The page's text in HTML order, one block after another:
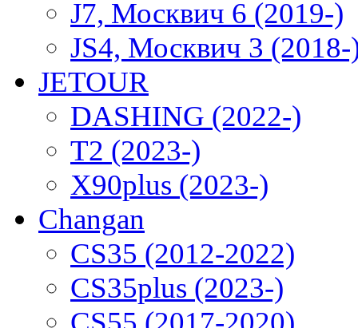
J7, Москвич 6 (2019-)
JS4, Москвич 3 (2018-
JETOUR
DASHING (2022-)
T2 (2023-)
X90plus (2023-)
Changan
CS35 (2012-2022)
CS35plus (2023-)